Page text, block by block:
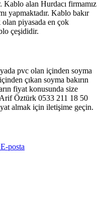
Kablo alan Hurdacı firmamız
yapmaktadır. Kablo bakır
piyasada en çok
çeşididir.
pvc olan içinden soyma
çıkan soyma bakırın
fiyat konusunda size
Öztürk 0533 211 18 50
almak için iletişime geçin.
E-posta